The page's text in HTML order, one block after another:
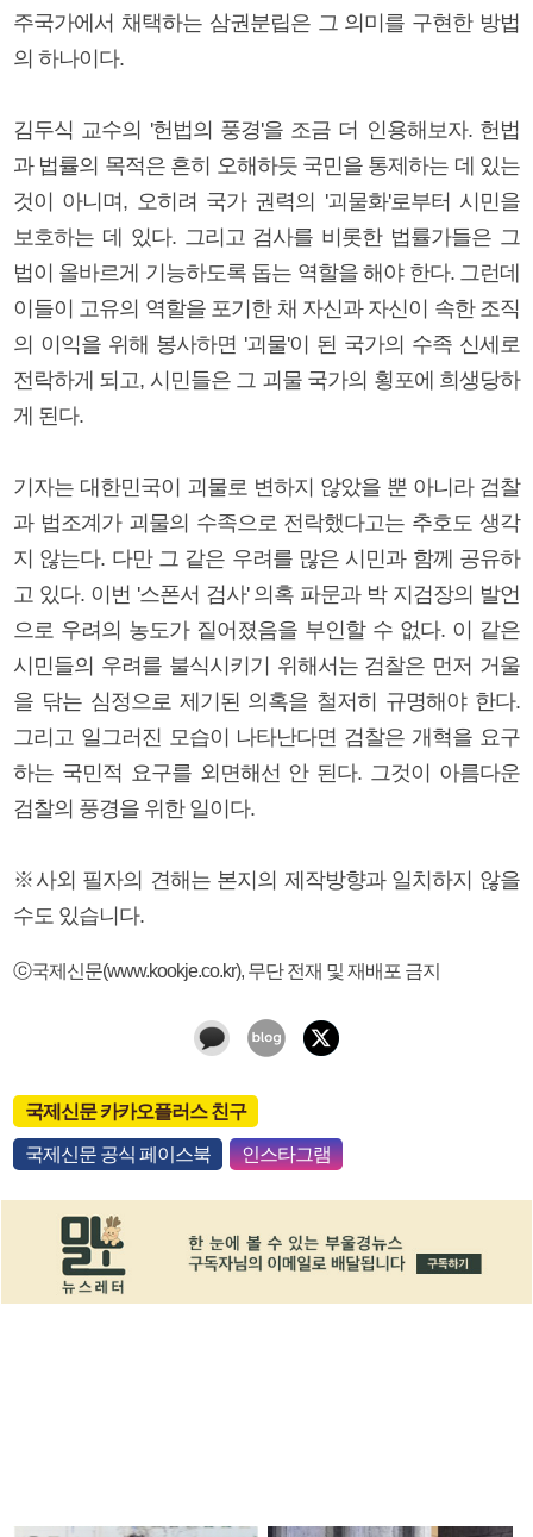
주국가에서 채택하는 삼권분립은 그 의미를 구현한 방법
의 하나이다.
김두식 교수의 '헌법의 풍경'을 조금 더 인용해보자. 헌법
과 법률의 목적은 흔히 오해하듯 국민을 통제하는 데 있는
것이 아니며, 오히려 국가 권력의 '괴물화'로부터 시민을
보호하는 데 있다. 그리고 검사를 비롯한 법률가들은 그
법이 올바르게 기능하도록 돕는 역할을 해야 한다. 그런데
이들이 고유의 역할을 포기한 채 자신과 자신이 속한 조직
의 이익을 위해 봉사하면 '괴물'이 된 국가의 수족 신세로
전락하게 되고, 시민들은 그 괴물 국가의 횡포에 희생당하
게 된다.
기자는 대한민국이 괴물로 변하지 않았을 뿐 아니라 검찰
과 법조계가 괴물의 수족으로 전락했다고는 추호도 생각
지 않는다. 다만 그 같은 우려를 많은 시민과 함께 공유하
고 있다. 이번 '스폰서 검사' 의혹 파문과 박 지검장의 발언
으로 우려의 농도가 짙어졌음을 부인할 수 없다. 이 같은
시민들의 우려를 불식시키기 위해서는 검찰은 먼저 거울
을 닦는 심정으로 제기된 의혹을 철저히 규명해야 한다.
그리고 일그러진 모습이 나타난다면 검찰은 개혁을 요구
하는 국민적 요구를 외면해선 안 된다. 그것이 아름다운
검찰의 풍경을 위한 일이다.
※사외 필자의 견해는 본지의 제작방향과 일치하지 않을
수도 있습니다.
ⓒ국제신문(www.kookje.co.kr), 무단 전재 및 재배포 금지
국제신문 카카오플러스 친구
국제신문 공식 페이스북 인스타그램